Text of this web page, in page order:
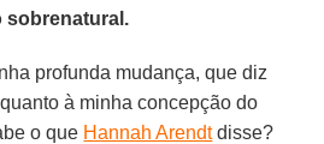
sobrenatural.
profunda mudança, que diz
à minha concepção do
o que Hannah Arendtdisse?